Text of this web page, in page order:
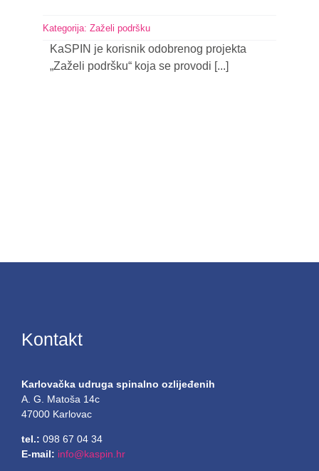
Kategorija: Zaželi podršku
KaSPIN je korisnik odobrenog projekta
„Zaželi podršku“ koja se provodi [...]
Kontakt
Karlovačka udruga spinalno ozlijeđenih
A. G. Matoša 14c
47000 Karlovac
tel.: 098 67 04 34
E-mail: info@kaspin.hr